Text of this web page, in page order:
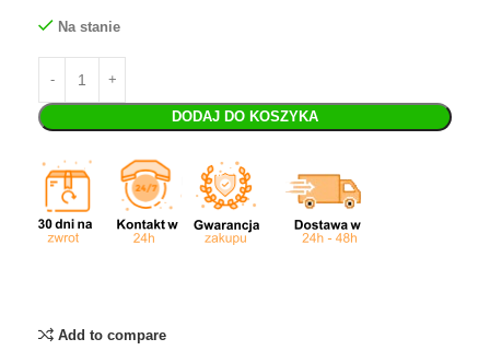
Na stanie
DODAJ DO KOSZYKA
Add to compare